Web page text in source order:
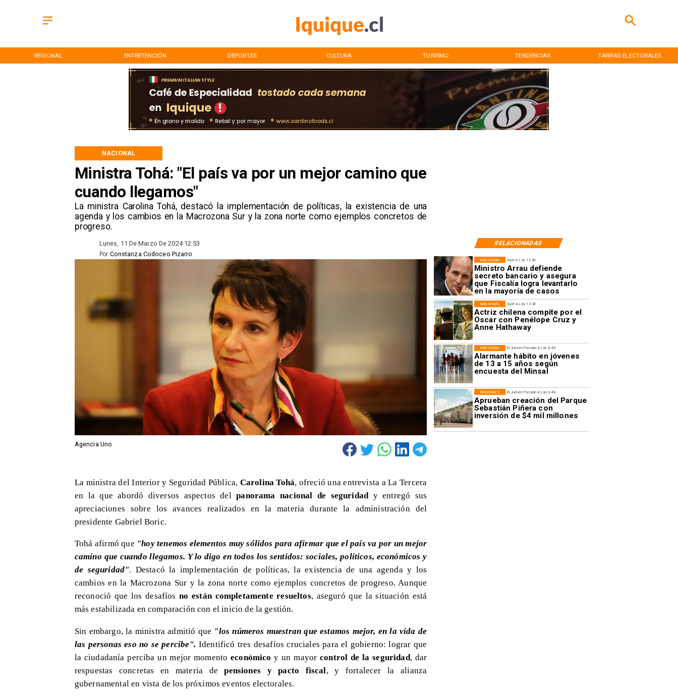
REGIONAL ENTRETENCIÓN DEPORTES CULTURA TURISMO TENDENCIAS TARIFAS ELECTORALES
Ministra Tohá: "El país va por un mejor camino que
cuando llegamos"
La ministra Carolina Tohá, destacó la implementación de políticas, la existencia de una
agenda y los cambios en la Macrozona Sur y la zona norte como ejemplos concretos de
progreso.
NACIONAL
RELACIONADAS
Lunes, 11 De Marzo De 2024 12:53
Constanza Codoceo Pizarro
Por
Agencia Uno
Ayer A Las 12:40
Ministro Arrau defiende
secreto bancario y asegura
que Fiscalía logra levantarlo
en la mayoría de casos
NACIONAL
Ayer A Las 12:40
Actriz chilena compite por el
Oscar con Penélope Cruz y
Anne Hathaway
NACIONAL
El Jueves Pasado A Las 9:49
Alarmante hábito en jóvenes
de 13 a 15 años según
encuesta del Minsal
NACIONAL
El Jueves Pasado A Las 9:49
Aprueban creación del Parque
Sebastián Piñera con
inversión de $4 mil millones
REGIONES
​La ministra del Interior y Seguridad Pública, Carolina Tohá, ofreció una entrevista a La Tercera
en la que abordó diversos aspectos delpanorama nacional de seguridad y entregó sus
apreciaciones sobre los avances realizados en la materia durante la administración del
presidente Gabriel Boric.
Tohá afirmó que "hoy tenemos elementos muy sólidos para afirmar que el país va por un mejor
camino que cuando llegamos. Y lo digo en todos los sentidos: sociales, políticos, económicos y
de seguridad". Destacó la implementación de políticas, la existencia de una agenda y los
cambios en la Macrozona Sur y la zona norte como ejemplos concretos de progreso. Aunque
reconoció que los desafíosno están completamente resueltos, aseguró que la situación está
más estabilizada en comparación con el inicio de la gestión.
​Sin embargo, la ministra admitió que "los números muestran que estamos mejor, en la vida de
las personas eso no se percibe". Identificó tres desafíos cruciales para el gobierno: lograr que
la ciudadanía perciba un mejor momentoeconómicoy un mayor control de la seguridad, dar
respuestas concretas en materia depensiones y pacto fiscal, y fortalecer la alianza
gubernamental en vista de los próximos eventos electorales.